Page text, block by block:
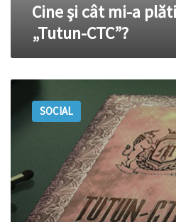
Cine şi cât mi-a
„Tutun-CTC”?
Bumacov
despre
am
ştiut
că
SOCIAL